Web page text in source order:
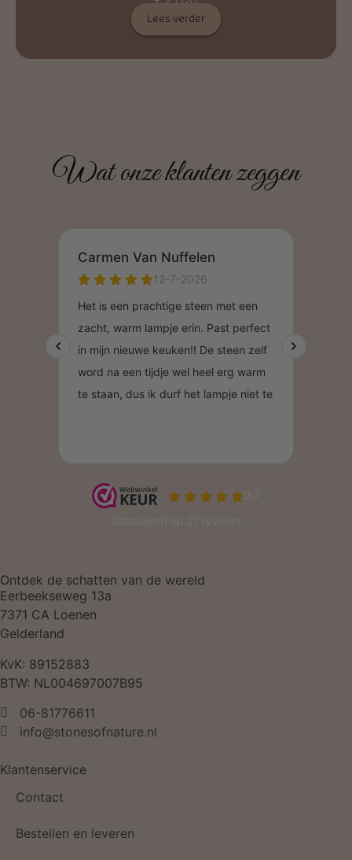
Lees verder
Wat onze klanten zeggen
Ontdek de schatten van de wereld
Eerbeekseweg 13a
7371 CA Loenen
Gelderland
KvK: 89152883
BTW: NL004697007B95
06-81776611
info@stonesofnature.nl
Klantenservice
Contact
Bestellen en leveren